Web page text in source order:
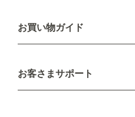
新規会員登録
お買い物ガイド
配送について
不良品・返品について
お客さまサポート